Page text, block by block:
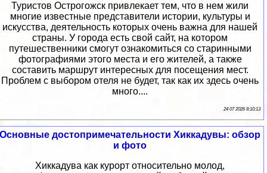
Туристов Острогожск привлекает тем, что в нем жили
многие известные представители истории, культуры и
искусства, деятельность которых очень важна для нашей
страны. У города есть свой сайт, на котором
путешественники смогут ознакомиться со старинными
фотографиями этого места и его жителей, а также
составить маршрут интересных для посещения мест.
Проблем с выбором отеля не будет, так как их здесь очень
много....
24 07 2026 8:10:13
Основные достопримечательности Хиккадувы: обзор
и фото
Хиккадува как курорт относительно молод,